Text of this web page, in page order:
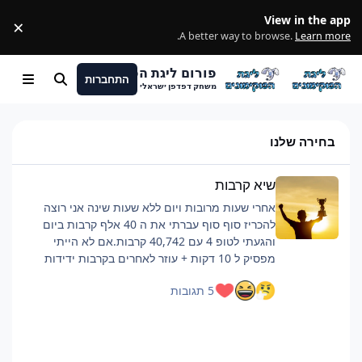
View in the app
A better way to browse. Learn more
.
×
פורום ליגת הפוקימונים
משחק דפדפן ישראלי
התחברות חיפוש Menu
בחירה שלנו
שיא קרבות
אחרי שעות מרובות ויום ללא שעות שינה אני רוצה
להכריז סוף סוף עברתי את ה 40 אלף קרבות ביום
והגעתי לטופ 4 עם 40,742 קרבות.אם לא הייתי
מפסיק ל 10 דקות + עוזר לאחרים בקרבות ידידות
שזה היה קשה וגמר לי את החיים, אבל אם אתם כבר
5 תגובות